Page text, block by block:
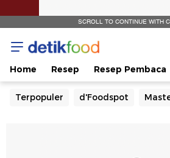
SCROLL TO CONTINUE WITH
Home Resep Resep Pembaca
Terpopuler d'Foodspot